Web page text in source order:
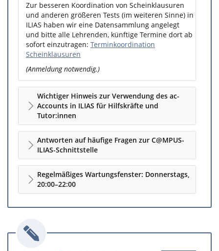
Zur besseren Koordination von Scheinklausuren
und anderen größeren Tests (im weiteren Sinne) in
ILIAS haben wir eine Datensammlung angelegt
und bitte alle Lehrenden, künftige Termine dort ab
sofort einzutragen: Terminkoordination
Scheinklausuren
(Anmeldung notwendig.)
Wichtiger Hinweis zur Verwendung des ac-
Accounts in ILIAS für Hilfskräfte und
Tutor:innen
Antworten auf häufige Fragen zur C@MPUS-
ILIAS-Schnittstelle
Regelmäßiges Wartungsfenster: Donnerstags,
20:00–22:00